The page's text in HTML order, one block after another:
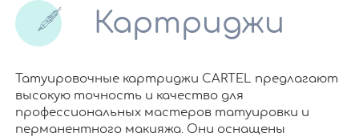
Картриджи
Татуировочные картриджи CARTEL предлагают
высокую точность и качество для
профессиональных мастеров татуировки и
перманентного макияжа. Они оснащены